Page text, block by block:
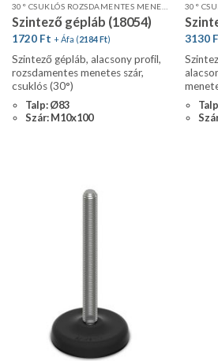
Szintező gépláb (18054)
1720 Ft + Áfa (2184Ft)
Szintező gépláb, alacsony profil,
rozsdamentes menetes szár,
csuklós (30°)
Talp: Ø83
Szár: M10x100
3130